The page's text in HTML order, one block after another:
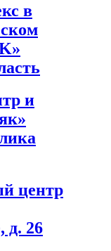
в
и
центр
д. 26